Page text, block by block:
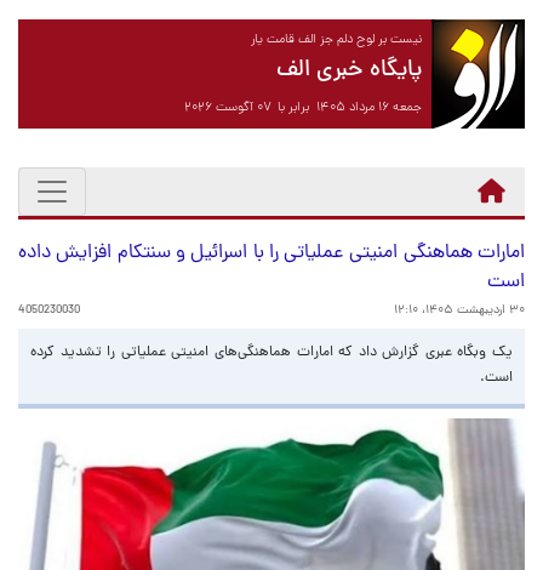
نیست بر لوح دلم جز الف قامت یار
پایگاه خبری الف
جمعه ۱۶ مرداد ۱۴۰۵ برابر با ۰۷ آگوست ۲۰۲۶
امارات هماهنگی‌ امنیتی عملیاتی را با اسرائیل و سنتکام افزایش داده
است
۳۰ اردیبهشت ۱۴۰۵، ۱۲:۱۰ 4050230030
یک وبگاه عبری گزارش داد که امارات هماهنگی‌های امنیتی عملیاتی را تشدید کرده
است.